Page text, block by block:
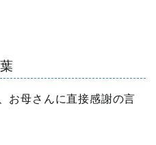
お母さんに直接感謝の言